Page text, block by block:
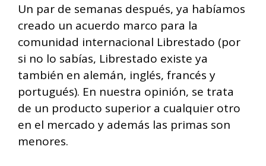
Un par de semanas después, ya habíamos
creado un acuerdo marco para la
comunidad internacional Librestado (por
si no lo sabías, Librestado existe ya
también en alemán, inglés, francés y
portugués). En nuestra opinión, se trata
de un producto superior a cualquier otro
en el mercado y además las primas son
menores.